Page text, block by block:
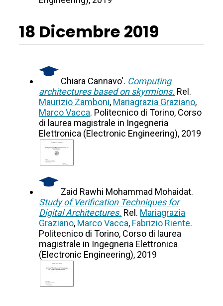
18 Dicembre 2019
Chiara Cannavo'. Computing
architectures based on skyrmions. Rel.
Maurizio Zamboni, Mariagrazia Graziano,
Marco Vacca. Politecnico di Torino, Corso
di laurea magistrale in Ingegneria
Elettronica (Electronic Engineering), 2019
Zaid Rawhi Mohammad Mohaidat.
Study of Verification Techniques for
Digital Architectures. Rel. Mariagrazia
Graziano, Marco Vacca, Fabrizio Riente.
Politecnico di Torino, Corso di laurea
magistrale in Ingegneria Elettronica
(Electronic Engineering), 2019